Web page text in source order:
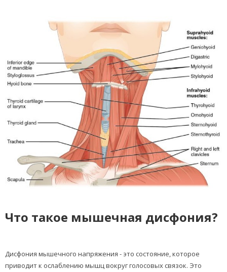
Что такое мышечная дисфония?
Дисфония мышечного напряжения - это состояние, которое
приводит к ослаблению мышц вокруг голосовых связок. Это